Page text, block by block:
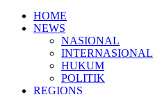
HOME
NEWS
NASIONAL
INTERNASIONAL
HUKUM
POLITIK
REGIONS